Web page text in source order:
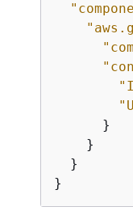
      }
    }
  }
}